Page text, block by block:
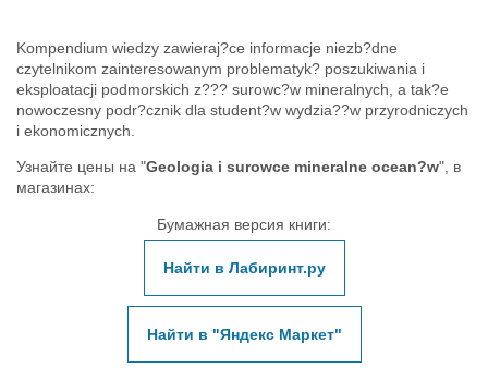
Kompendium wiedzy zawieraj?ce informacje niezb?dne
czytelnikom zainteresowanym problematyk? poszukiwania i
eksploatacji podmorskich z??? surowc?w mineralnych, a tak?e
nowoczesny podr?cznik dla student?w wydzia??w przyrodniczych
i ekonomicznych.
Узнайте цены на "Geologia i surowce mineralne ocean?w", в
магазинах:
Бумажная версия книги:
Найти в Лабиринт.ру
Найти в "Яндекс Маркет"